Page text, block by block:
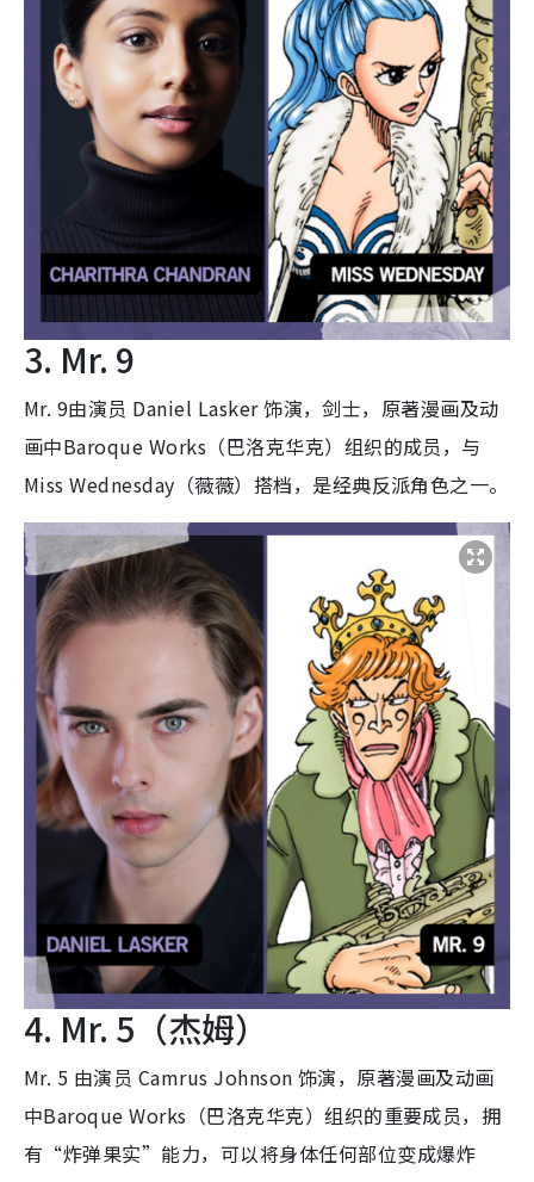
3. Mr. 9
Mr. 9由演员 Daniel Lasker 饰演，剑士，原著漫画及动
画中Baroque Works（巴洛克华克）组织的成员，与
Miss Wednesday（薇薇）搭档，是经典反派角色之一。
4. Mr. 5（杰姆）
Mr. 5 由演员 Camrus Johnson 饰演，原著漫画及动画
中Baroque Works（巴洛克华克）组织的重要成员，拥
有“炸弹果实”能力，可以将身体任何部位变成爆炸